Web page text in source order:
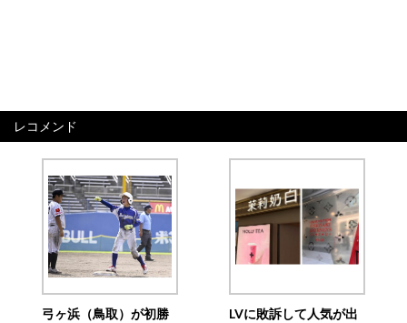
レコメンド
弓ヶ浜（鳥取）が初勝
LVに敗訴して人気が出